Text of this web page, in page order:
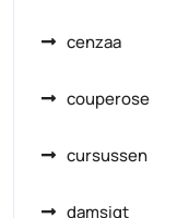
cenzaa
couperose
cursussen
damsigt